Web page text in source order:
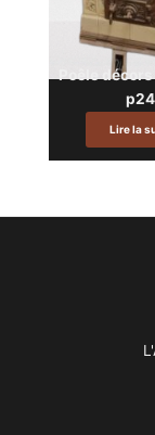
Poêle
p24
Lire la